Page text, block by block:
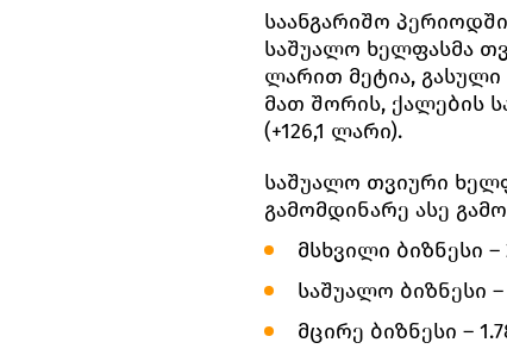
საანგარიშო
საშუალო ხელფასმა
ლარით მეტია,
მათ შორის, ქალების
(+126,1 ლარი).
საშუალო თვიური
გამომდინარე ასე
მსხვილი ბიზნესი –
საშუალო ბიზნესი
მცირე ბიზნესი –